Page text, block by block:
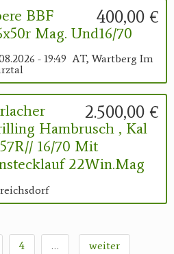
400,00 €
BBF
Mag. Und16/70
- 19:49 AT, Wartberg Im
2.500,00 €
Hambrusch , Kal
16/70 Mit
22Win.Mag
4 … weiter